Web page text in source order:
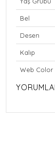
Bel
Desen
Kalıp
Web Color